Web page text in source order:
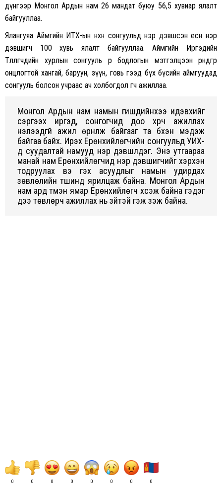
дүнгээр Монгол Ардын нам 26 мандат буюу 56,5 хувиар ялалт
байгууллаа.
Ялангуяа Аймгийн ИТХ-ын нөхөн сонгуульд нэр дэвшсэн есөн нэр
дэвшигч 100 хувь ялалт байгууллаа. Аймгийн Иргэдийн
Төлөөлөгчдийн хурлын сонгууль өөрөө бодлогын мэтгэлцээн өрнөдгөөрөө
онцлогтой хангай, баруун, зүүн, говь гээд бүх бүсийн аймгуудад
сонгууль болсон учраас ач холбогдол өгч ажиллаа.
Монгол Ардын нам намын гишүүдийнхээ идэвхийг
сэргээх иргэд, сонгогчид доо хүрч ажиллах
нэлээдгүй ажил өрнүүлж байгааг та бүхэн мэдэж
байгаа байх. Ирэх Ерөнхийлөгчийн сонгуульд УИХ-
д суудалтай намууд нэр дэвшүүлдэг. Энэ утгаараа
манай нам Ерөнхийлөгчид нэр дэвшигчийг хэрхэн
тодруулах вэ гэх асуудлыг намын удирдах
зөвлөлийн түшинд ярилцаж байна. Монгол Ардын
нам ард түмэн ямар Ерөнхийлөгч хүсэж байна гэдэг
дээ төвлөрч ажиллах нь зүйтэй гэж үзэж байна.
0 0 0 0 0 0 0 0